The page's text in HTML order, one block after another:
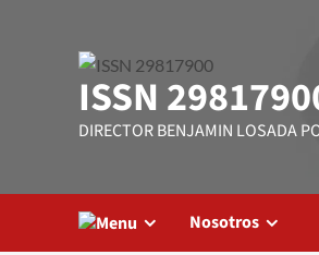
ISSN
DIRECTOR BENJAMIN LOSADA
Nosotros